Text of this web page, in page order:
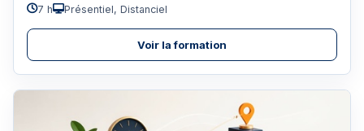
7 h Présentiel, Distanciel
Voir la formation